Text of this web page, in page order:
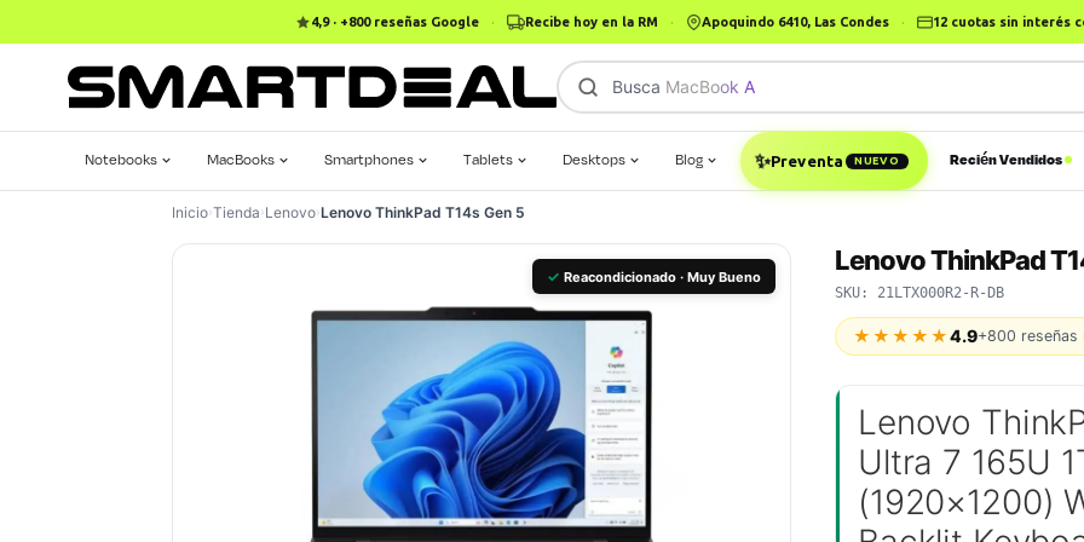
4,9 · +800 reseñas Google · Recibe hoy en la RM · Apoquindo 6410, Las Condes · 12 cuotas sin interés
Busca MacBook Air
Notebooks MacBooks Smartphones Tablets Desktops Blog ✨Preventa NUEVO Recién Vendidos
Inicio›Tienda›Lenovo›Lenovo ThinkPad T14s Gen 5
✓ Reacondicionado · Muy Bueno
Lenovo ThinkPad
SKU: 21LTX000R2-R-DB
★★★★★4.9+800 reseñas
Lenovo
Ultra 7 165U
(1920×1200)